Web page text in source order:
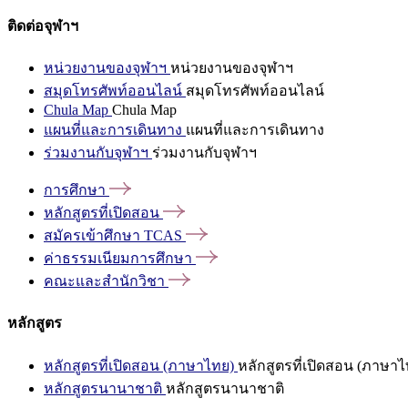
ติดต่อจุฬาฯ
หน่วยงานของจุฬาฯ หน่วยงานของจุฬาฯ
สมุดโทรศัพท์ออนไลน์ สมุดโทรศัพท์ออนไลน์
Chula Map Chula Map
แผนที่และการเดินทาง แผนที่และการเดินทาง
ร่วมงานกับจุฬาฯ ร่วมงานกับจุฬาฯ
การศึกษา
หลักสูตรที่เปิดสอน
สมัครเข้าศึกษา TCAS
ค่าธรรมเนียมการศึกษา
คณะและสำนักวิชา
หลักสูตร
หลักสูตรที่เปิดสอน (ภาษาไทย) หลักสูตรที่เปิดสอน (ภาษาไ
หลักสูตรนานาชาติ หลักสูตรนานาชาติ